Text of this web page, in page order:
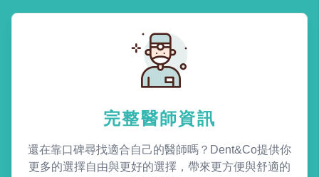
完整醫師資訊
還在靠口碑尋找適合自己的醫師嗎？Dent&Co提供你
更多的選擇自由與更好的選擇，帶來更方便與舒適的